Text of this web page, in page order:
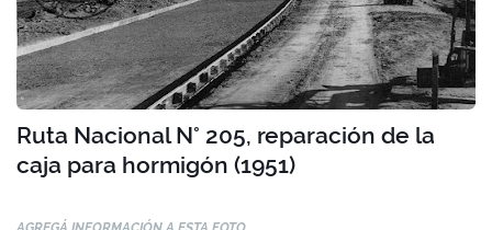
Ruta Nacional N° 205, reparación de la
caja para hormigón (1951)